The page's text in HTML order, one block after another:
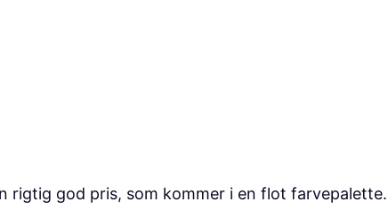
n
rigtig god pris, som kommer i en flot